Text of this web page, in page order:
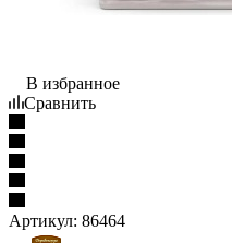
В избранное
Сравнить
Артикул: 86464